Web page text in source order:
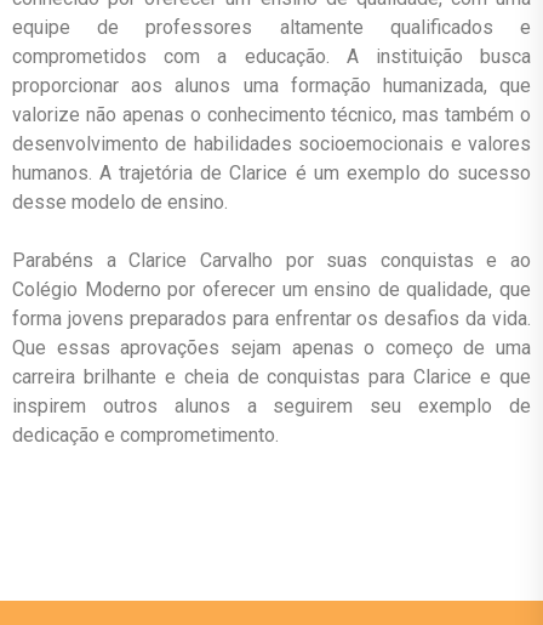
equipe de professores altamente qualificados e
comprometidos com a educação. A instituição busca
proporcionar aos alunos uma formação humanizada, que
valorize não apenas o conhecimento técnico, mas também o
desenvolvimento de habilidades socioemocionais e valores
humanos. A trajetória de Clarice é um exemplo do sucesso
desse modelo de ensino.
Parabéns a Clarice Carvalho por suas conquistas e ao
Colégio Moderno por oferecer um ensino de qualidade, que
forma jovens preparados para enfrentar os desafios da vida.
Que essas aprovações sejam apenas o começo de uma
carreira brilhante e cheia de conquistas para Clarice e que
inspirem outros alunos a seguirem seu exemplo de
dedicação e comprometimento.